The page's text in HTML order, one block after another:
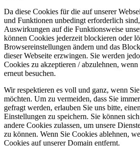
Da diese Cookies für die auf unserer
und Funktionen unbedingt erforderlich
Auswirkungen auf die Funktionsweise
können Cookies jederzeit blockieren oder
Browsereinstellungen ändern und das
dieser Webseite erzwingen. Sie werden
Cookies zu akzeptieren / abzulehnen, wenn
erneut besuchen.
Wir respektieren es voll und ganz, wenn
möchten. Um zu vermeiden, dass Sie
gefragt werden, erlauben Sie uns bitte,
Einstellungen zu speichern. Sie können
andere Cookies zulassen, um unsere
zu können. Wenn Sie Cookies ablehnen,
Cookies auf unserer Domain entfernt.